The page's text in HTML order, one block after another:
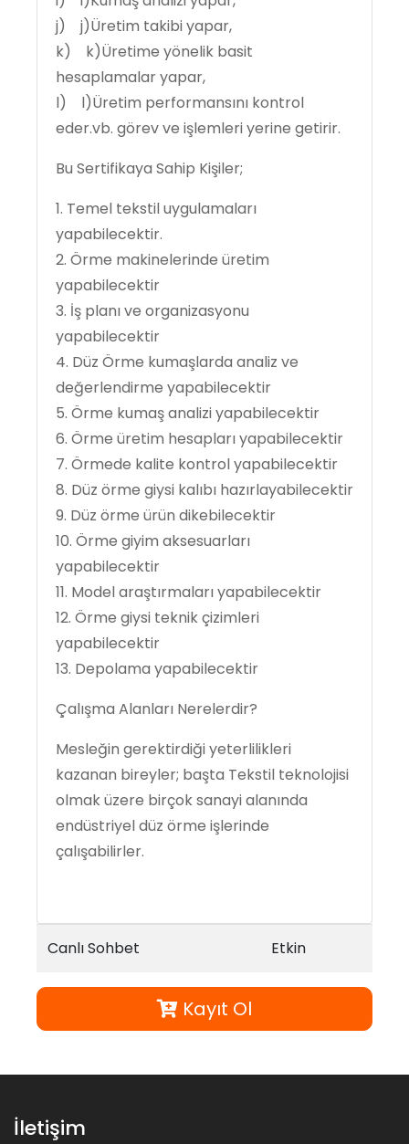
j) j)Üretim takibi yapar,
k) k)Üretime yönelik basit
hesaplamalar yapar,
l) l)Üretim performansını kontrol
eder.vb. görev ve işlemleri yerine getirir.
Bu Sertifikaya Sahip Kişiler;
1. Temel tekstil uygulamaları
yapabilecektir.
2. Örme makinelerinde üretim
yapabilecektir
3. İş planı ve organizasyonu
yapabilecektir
4. Düz Örme kumaşlarda analiz ve
değerlendirme yapabilecektir
5. Örme kumaş analizi yapabilecektir
6. Örme üretim hesapları yapabilecektir
7. Örmede kalite kontrol yapabilecektir
8. Düz örme giysi kalıbı hazırlayabilecektir
9. Düz örme ürün dikebilecektir
10. Örme giyim aksesuarları
yapabilecektir
11. Model araştırmaları yapabilecektir
12. Örme giysi teknik çizimleri
yapabilecektir
13. Depolama yapabilecektir
Çalışma Alanları Nerelerdir?
Mesleğin gerektirdiği yeterlilikleri
kazanan bireyler; başta Tekstil teknolojisi
olmak üzere birçok sanayi alanında
endüstriyel düz örme işlerinde
çalışabilirler.
Canlı Sohbet Etkin
Kayıt Ol
İletişim